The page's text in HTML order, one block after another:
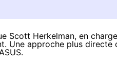
Scott Herkelman, en
Une approche plus directe
.